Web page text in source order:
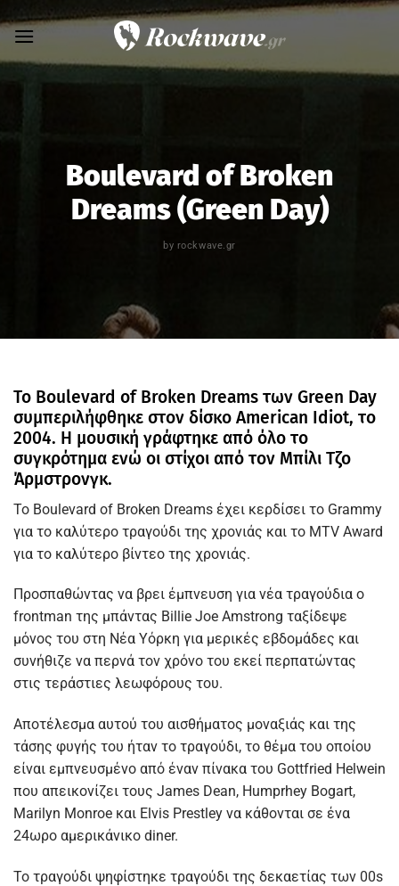
to
Boulevard of Broken
Dreams (Green Day)
by rockwave.gr
Το Boulevard of Broken Dreams των Green Day
συμπεριλήφθηκε στον δίσκο American Idiot, το
2004. Η μουσική γράφτηκε από όλο το
συγκρότημα ενώ οι στίχοι από τον Μπίλι Τζο
Άρμστρονγκ.
Το Boulevard of Broken Dreams έχει κερδίσει το Grammy
για το καλύτερο τραγούδι της χρονιάς και το MTV Award
για το καλύτερο βίντεο της χρονιάς.
Προσπαθώντας να βρει έμπνευση για νέα τραγούδια ο
frontman της μπάντας Billie Joe Amstrong ταξίδεψε
μόνος του στη Νέα Υόρκη για μερικές εβδομάδες και
συνήθιζε να περνά τον χρόνο του εκεί περπατώντας
στις τεράστιες λεωφόρους του.
Αποτέλεσμα αυτού του αισθήματος μοναξιάς και της
τάσης φυγής του ήταν το τραγούδι, το θέμα του οποίου
είναι εμπνευσμένο από έναν πίνακα του Gottfried Helwein
που απεικονίζει τους James Dean, Humprhey Bogart,
Marilyn Monroe και Elvis Prestley να κάθονται σε ένα
24ωρο αμερικάνικο diner.
To τραγούδι ψηφίστηκε τραγούδι της δεκαετίας των 00s